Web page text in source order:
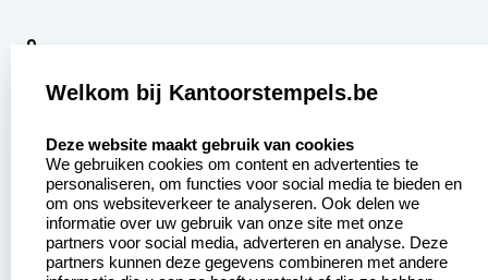
9
Aanvraag op maat
Betaling &
Verzending
Contact opnemen
Veel gestelde vragen
Retourneren
Welkom bij Kantoorstempels.be
Deze website maakt gebruik van cookies
We gebruiken cookies om content en advertenties te
personaliseren, om functies voor social media te bieden en
om ons websiteverkeer te analyseren. Ook delen we
informatie over uw gebruik van onze site met onze
partners voor social media, adverteren en analyse. Deze
partners kunnen deze gegevens combineren met andere